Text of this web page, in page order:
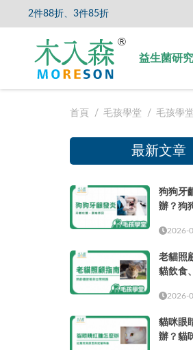
益生菌研
首頁 毛孩學堂 毛孩學堂
最新文章
狗狗牙
辦？狗
2026-
老貓照
貓飲食
2026-
貓咪眼
辦？貓